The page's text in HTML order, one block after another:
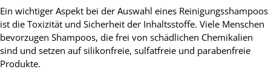
Ein wichtiger Aspekt bei der Auswahl eines Reinigungsshampoos
ist die Toxizität und Sicherheit der Inhaltsstoffe. Viele Menschen
bevorzugen Shampoos, die frei von schädlichen Chemikalien
sind und setzen auf silikonfreie, sulfatfreie und parabenfreie
Produkte.